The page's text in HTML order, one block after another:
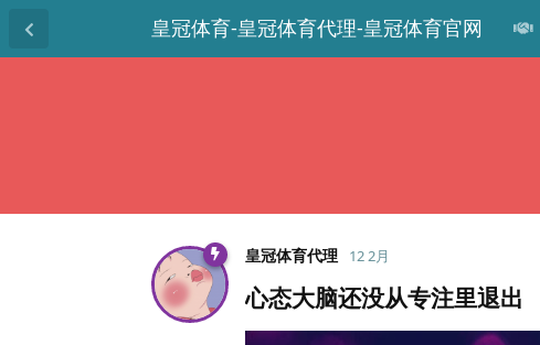
皇冠体育-皇冠体育代理-皇冠体育官网
皇冠体育代理 12 2月
心态大脑还没从专注里退出